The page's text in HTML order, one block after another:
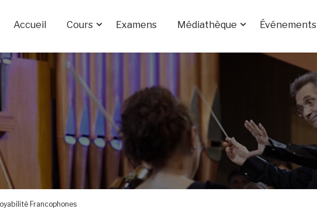
Accueil Cours Examens Médiathèque Événements
Francophones